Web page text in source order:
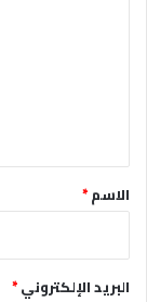
*الاسم*
البريد الإلكتروني*